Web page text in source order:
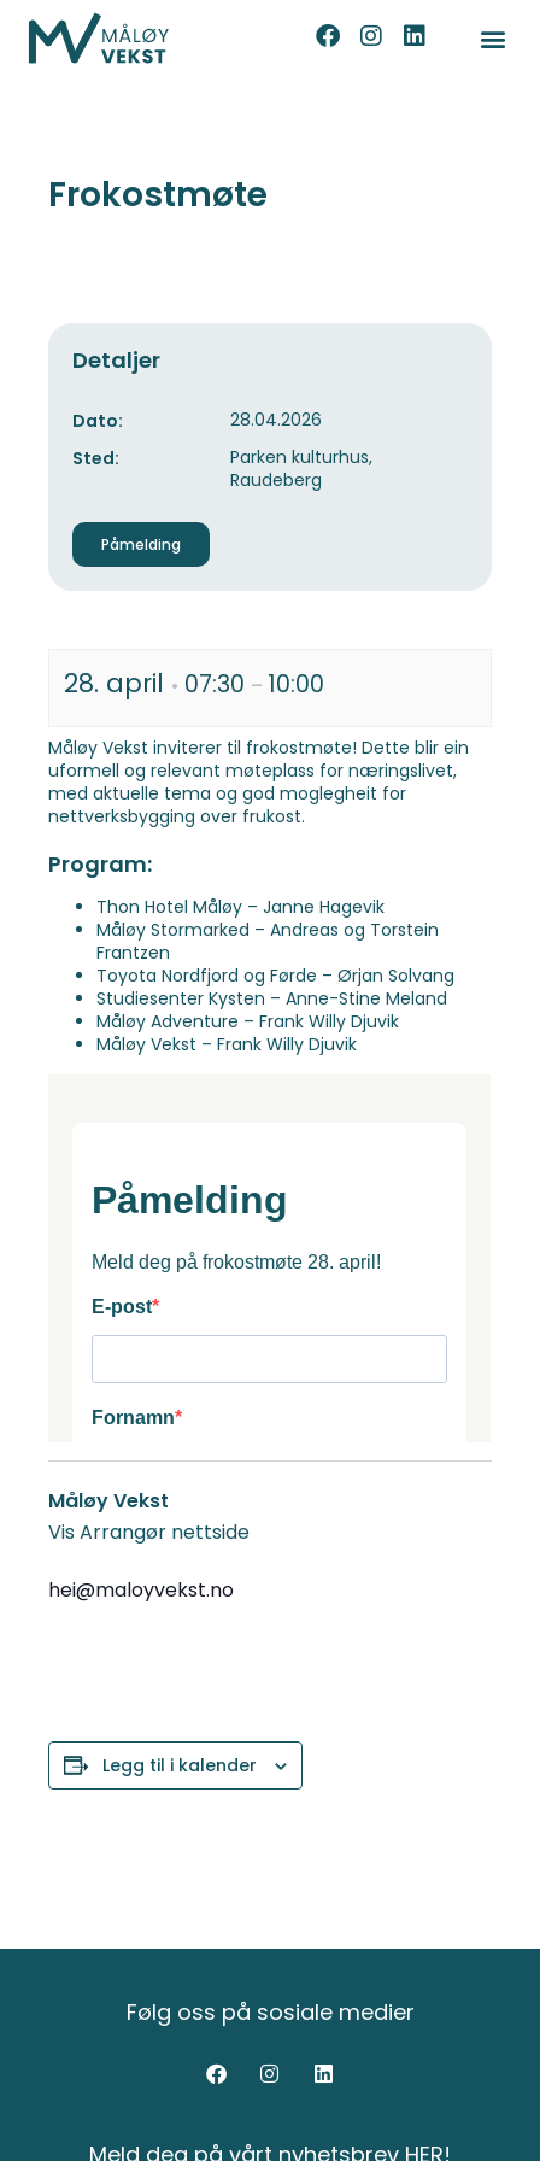
Frokostmøte
Detaljer
Dato:
28.04.2026
Sted:
Parken kulturhus,
Raudeberg
Påmelding
28. april • 07:30 – 10:00
Måløy Vekst inviterer til frokostmøte! Dette blir ein
uformell og relevant møteplass for næringslivet,
med aktuelle tema og god moglegheit for
nettverksbygging over frukost.
Program:
Thon Hotel Måløy – Janne Hagevik
Måløy Stormarked – Andreas og Torstein
Frantzen
Toyota Nordfjord og Førde – Ørjan Solvang
Studiesenter Kysten – Anne-Stine Meland
Måløy Adventure – Frank Willy Djuvik
Måløy Vekst – Frank Willy Djuvik
Måløy Vekst
Vis Arrangør nettside
hei@maloyvekst.no
Legg til i kalender
Følg oss på sosiale medier
Meld deg på vårt nyhetsbrev HER!